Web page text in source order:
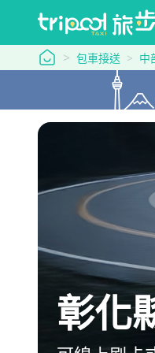
tripool 旅步
包車接送 中
彰化